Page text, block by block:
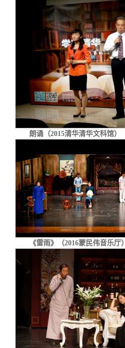
朗诵（2015清华清华文科馆）
《雷雨》（2016蒙民伟音乐厅）